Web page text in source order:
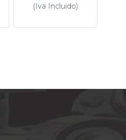
(Iva Incluido)